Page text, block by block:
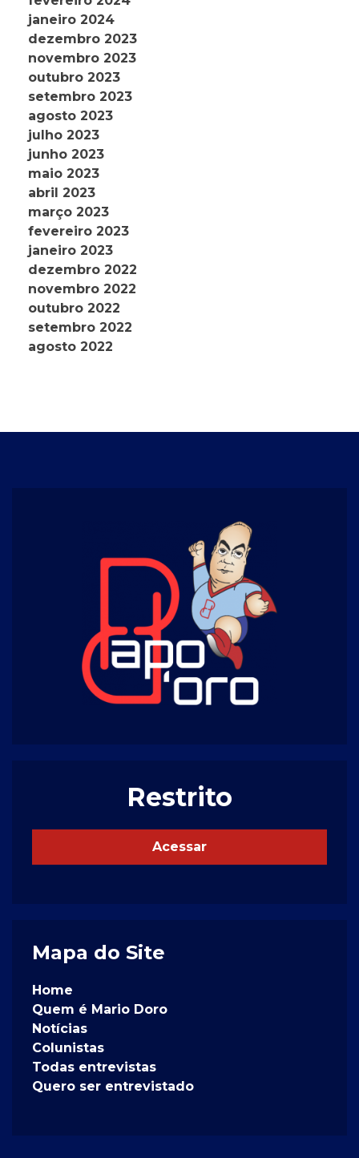
janeiro 2024
dezembro 2023
novembro 2023
outubro 2023
setembro 2023
agosto 2023
julho 2023
junho 2023
maio 2023
abril 2023
março 2023
fevereiro 2023
janeiro 2023
dezembro 2022
novembro 2022
outubro 2022
setembro 2022
agosto 2022
Restrito
Acessar
Mapa do Site
Home
Quem é Mario Doro
Notícias
Colunistas
Todas entrevistas
Quero ser entrevistado